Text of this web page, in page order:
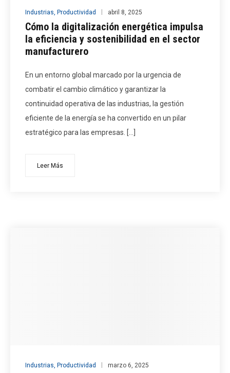
Industrias, Productividad abril 8, 2025
Cómo la digitalización energética impulsa
la eficiencia y sostenibilidad en el sector
manufacturero
En un entorno global marcado por la urgencia de
combatir el cambio climático y garantizar la
continuidad operativa de las industrias, la gestión
eficiente de la energía se ha convertido en un pilar
estratégico para las empresas. […]
Leer Más
Industrias, Productividad marzo 6, 2025